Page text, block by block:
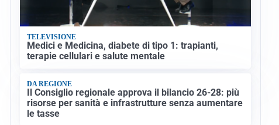
TELEVISIONE
Medici e Medicina, diabete di tipo 1: trapianti,
terapie cellulari e salute mentale
DA REGIONE
Il Consiglio regionale approva il bilancio 26-28: più
risorse per sanità e infrastrutture senza aumentare
le tasse